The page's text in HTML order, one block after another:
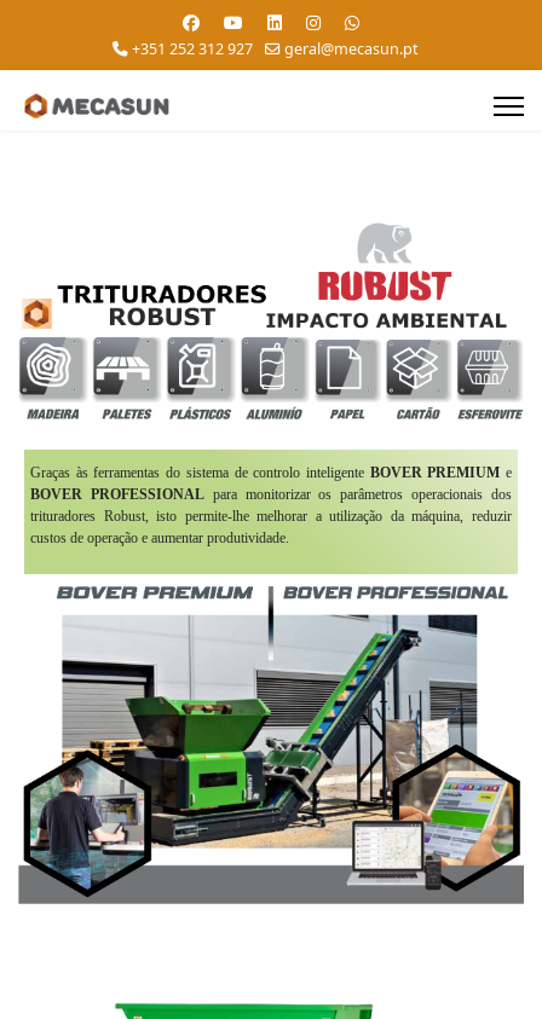
+351 252 312 927 geral@mecasun.pt
Graças às ferramentas do sistema de controlo inteligente BOVER PREMIUM e
BOVER PROFESSIONALpara monitorizar os parâmetros operacionais dos
trituradores Robust, isto permite-lhe melhorar a utilização da máquina, reduzir
custos de operação e aumentar produtividade.